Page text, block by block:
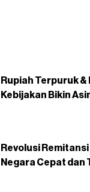
Rupiah Terpuruk
Kebijakan Bikin
Revolusi
Negara Cepat dan